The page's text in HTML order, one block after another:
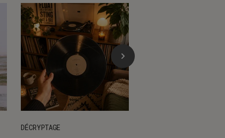
DÉCRYPTAGE